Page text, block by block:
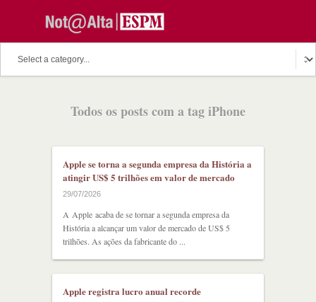
Todos os posts com a tag iPhone
Apple se torna a segunda empresa da História a
atingir US$ 5 trilhões em valor de mercado
29/07/2026
A Apple acaba de se tornar a segunda empresa da
História a alcançar um valor de mercado de US$ 5
trilhões. As ações da fabricante do ...
Apple registra lucro anual recorde